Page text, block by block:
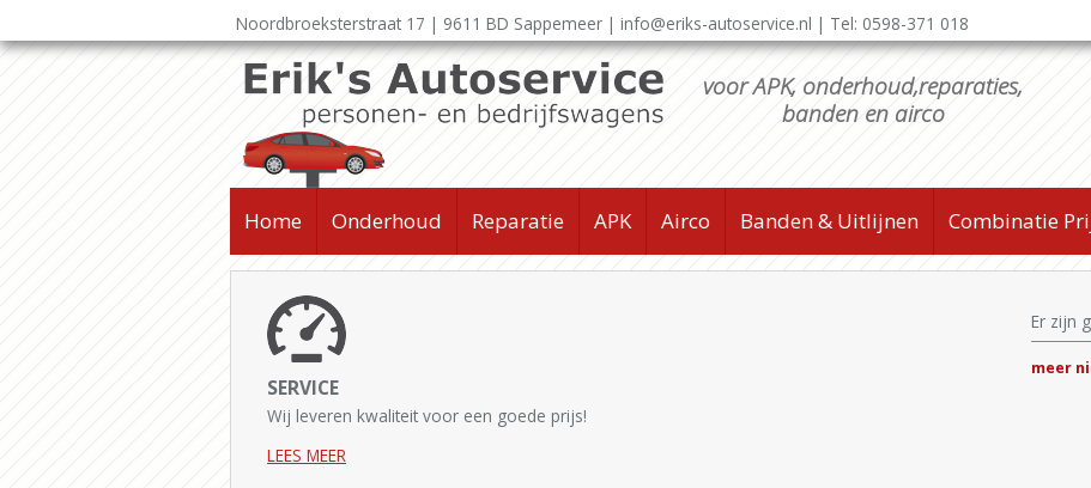
Noordbroeksterstraat 17 | 9611 BD Sappemeer | info@eriks-autoservice.nl | Tel: 0598-371 018
voor APK, onderhoud,reparaties,
banden en airco
Home Onderhoud Reparatie APK Airco Banden & Uitlijnen Combinatie
SERVICE
Wij leveren kwaliteit voor een goede prijs!
LEES MEER
Er zijn
meer